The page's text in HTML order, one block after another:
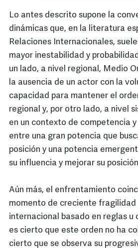
Lo antes descrito supone la
dinámicas que, en la literatura
Relaciones Internacionales,
mayor inestabilidad y
un lado, a nivel regional, Medio
la ausencia de un actor con la
capacidad para mantener el
regional y, por otro lado, a nivel
en un contexto de competencia
entre una gran potencia que
posición y una potencia
su influencia y mejorar su
Aún más, el enfrentamiento
momento de creciente fragilidad
internacional basado en reglas u
es cierto que este orden no ha
cierto que se observa su